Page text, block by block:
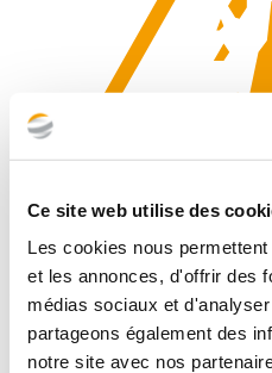
Ce site web utilise des
Les cookies nous
et les annonces, d'offrir des
médias sociaux et
partageons également des
notre site avec nos
Geology and natural risks
Our areas of